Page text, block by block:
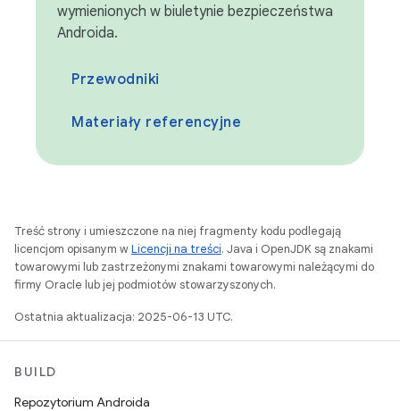
wymienionych w biuletynie bezpieczeństwa
Androida.
Przewodniki
Materiały referencyjne
Treść strony i umieszczone na niej fragmenty kodu podlegają
licencjom opisanym wLicencji na treści. Java i OpenJDK są znakami
towarowymi lub zastrzeżonymi znakami towarowymi należącymi do
firmy Oracle lub jej podmiotów stowarzyszonych.
Ostatnia aktualizacja: 2025-06-13 UTC.
BUILD
Repozytorium Androida